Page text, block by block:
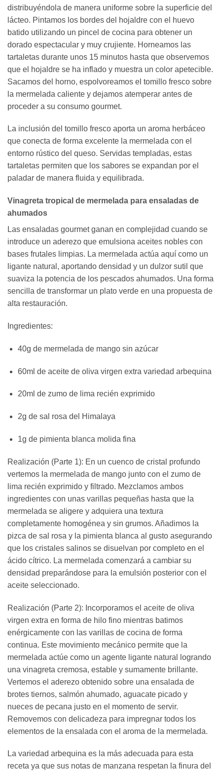
distribuyéndola de manera uniforme sobre la superficie del
lácteo. Pintamos los bordes del hojaldre con el huevo
batido utilizando un pincel de cocina para obtener un
dorado espectacular y muy crujiente. Horneamos las
tartaletas durante unos 15 minutos hasta que observemos
que el hojaldre se ha inflado y muestra un color apetecible.
Sacamos del horno, espolvoreamos el tomillo fresco sobre
la mermelada caliente y dejamos atemperar antes de
proceder a su consumo gourmet.
La inclusión del tomillo fresco aporta un aroma herbáceo
que conecta de forma excelente la mermelada con el
entorno rústico del queso. Servidas templadas, estas
tartaletas permiten que los sabores se expandan por el
paladar de manera fluida y equilibrada.
Vinagreta tropical de mermelada para ensaladas de
ahumados
Las ensaladas gourmet ganan en complejidad cuando se
introduce un aderezo que emulsiona aceites nobles con
bases frutales limpias. La mermelada actúa aquí como un
ligante natural, aportando densidad y un dulzor sutil que
suaviza la potencia de los pescados ahumados. Una forma
sencilla de transformar un plato verde en una propuesta de
alta restauración.
Ingredientes:
40g de mermelada de mango sin azúcar
60ml de aceite de oliva virgen extra variedad arbequina
20ml de zumo de lima recién exprimido
2g de sal rosa del Himalaya
1g de pimienta blanca molida fina
Realización (Parte 1): En un cuenco de cristal profundo
vertemos la mermelada de mango junto con el zumo de
lima recién exprimido y filtrado. Mezclamos ambos
ingredientes con unas varillas pequeñas hasta que la
mermelada se aligere y adquiera una textura
completamente homogénea y sin grumos. Añadimos la
pizca de sal rosa y la pimienta blanca al gusto asegurando
que los cristales salinos se disuelvan por completo en el
ácido cítrico. La mermelada comenzará a cambiar su
densidad preparándose para la emulsión posterior con el
aceite seleccionado.
Realización (Parte 2): Incorporamos el aceite de oliva
virgen extra en forma de hilo fino mientras batimos
enérgicamente con las varillas de cocina de forma
continua. Este movimiento mecánico permite que la
mermelada actúe como un agente ligante natural logrando
una vinagreta cremosa, estable y sumamente brillante.
Vertemos el aderezo obtenido sobre una ensalada de
brotes tiernos, salmón ahumado, aguacate picado y
nueces de pecana justo en el momento de servir.
Removemos con delicadeza para impregnar todos los
elementos de la ensalada con el aroma de la mermelada.
La variedad arbequina es la más adecuada para esta
receta ya que sus notas de manzana respetan la finura del